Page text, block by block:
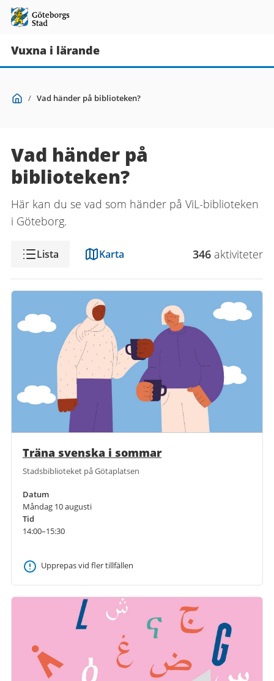
Vuxna i lärande
Du Start
/ Vad händer på biblioteken?
Vad händer på
biblioteken?
Här kan du se vad som händer på ViL-biblioteken
i Göteborg.
VisningLista Karta 346 aktiviteter
Träna svenska i sommar
Stadsbiblioteket på Götaplatsen
Datum
Måndag 10 augusti
Tid
14:00–15:30
Upprepas vid fler tillfällen